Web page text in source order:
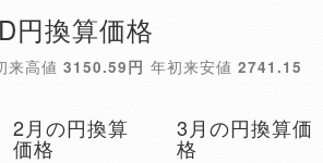
円換算価格
来高値 3150.59円 年初来安値 2741.15
2月の円換算
価格
3月の円換算価
格